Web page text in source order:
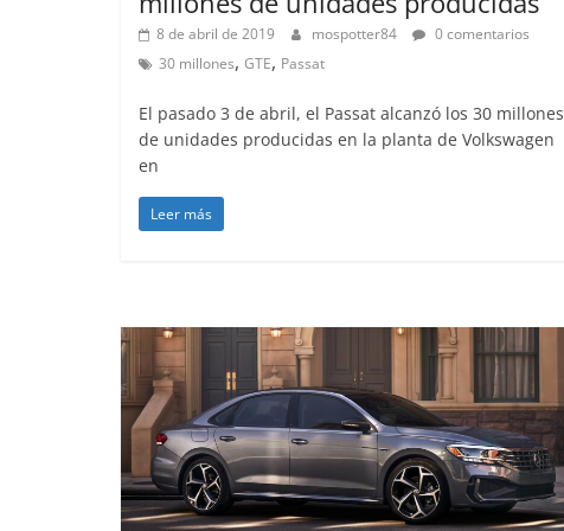
8 de abril de 2019 mospotter84
0 comentarios
30 millones, GTE, Passat
El pasado 3 de abril, el Passat alcanzó los 30 millones
de unidades producidas en la planta de Volkswagen
en
Leer más